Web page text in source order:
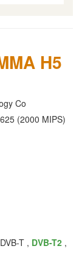
H5
Co
(2000 MIPS)
T , DVB-T2 ,